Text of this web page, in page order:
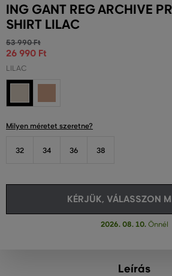
ING GANT REG ARCHIVE
SHIRT LILAC
53 990 Ft
26 990 Ft
LILAC
Milyen méretet szeretne?
32 34 36 38
KÉRJÜK, VÁLASSZON
2026. 08. 10.Önnél
Leírás